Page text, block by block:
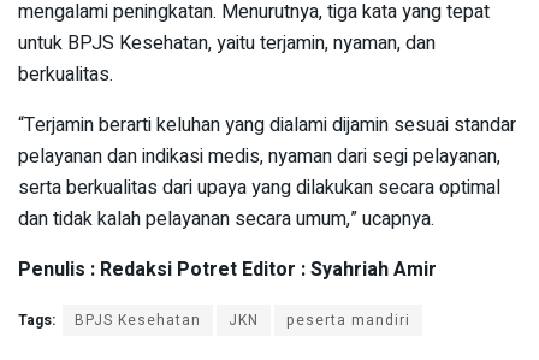
mengalami peningkatan. Menurutnya, tiga kata yang tepat
untuk BPJS Kesehatan, yaitu terjamin, nyaman, dan
berkualitas.
“Terjamin berarti keluhan yang dialami dijamin sesuai standar
pelayanan dan indikasi medis, nyaman dari segi pelayanan,
serta berkualitas dari upaya yang dilakukan secara optimal
dan tidak kalah pelayanan secara umum,” ucapnya.
Penulis : Redaksi Potret Editor : Syahriah Amir
Tags: BPJS Kesehatan JKN peserta mandiri